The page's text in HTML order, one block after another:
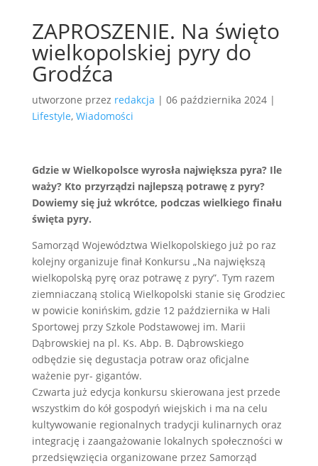
ZAPROSZENIE. Na święto
wielkopolskiej pyry do
Grodźca
utworzone przez redakcja | 06 października 2024|
Lifestyle, Wiadomości
Gdzie w Wielkopolsce wyrosła największa pyra? Ile
waży? Kto przyrządzi najlepszą potrawę z pyry?
Dowiemy się już wkrótce, podczas wielkiego finału
święta pyry.
Samorząd Województwa Wielkopolskiego już po raz
kolejny organizuje finał Konkursu „Na największą
wielkopolską pyrę oraz potrawę z pyry”. Tym razem
ziemniaczaną stolicą Wielkopolski stanie się Grodziec
w powicie konińskim, gdzie 12 października w Hali
Sportowej przy Szkole Podstawowej im. Marii
Dąbrowskiej na pl. Ks. Abp. B. Dąbrowskiego
odbędzie się degustacja potraw oraz oficjalne
ważenie pyr- gigantów.
Czwarta już edycja konkursu skierowana jest przede
wszystkim do kół gospodyń wiejskich i ma na celu
kultywowanie regionalnych tradycji kulinarnych oraz
integrację i zaangażowanie lokalnych społeczności w
przedsięwzięcia organizowane przez Samorząd